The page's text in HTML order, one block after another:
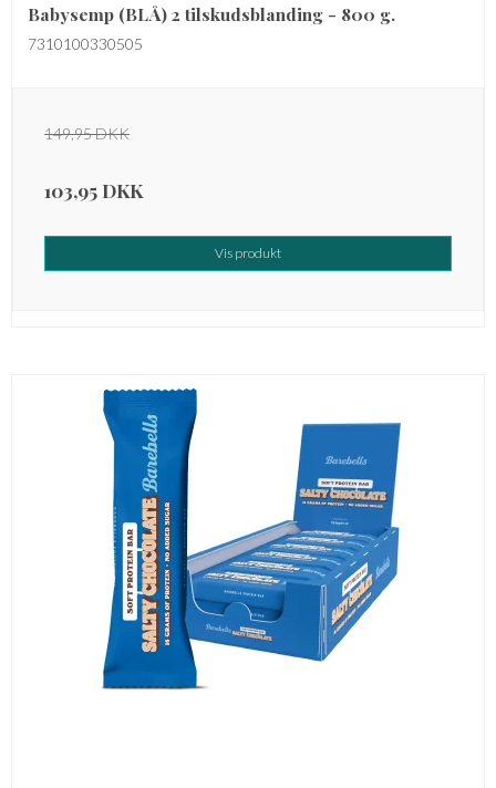
Babysemp (BLÅ) 2 tilskudsblanding - 800 g.
7310100330505
149,95 DKK
103,95 DKK
Vis produkt